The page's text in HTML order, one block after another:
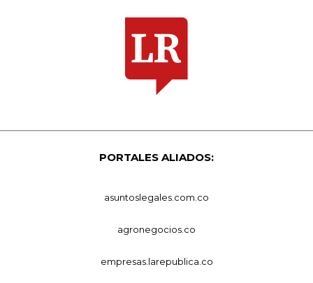
PORTALES ALIADOS:
asuntoslegales.com.co
agronegocios.co
empresas.larepublica.co